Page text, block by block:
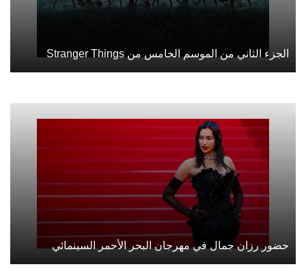
الجزء الثاني من الموسم الخامس من Stranger Things
حضور رزان جمال في مهرجان البحر الأحمر السينمائي